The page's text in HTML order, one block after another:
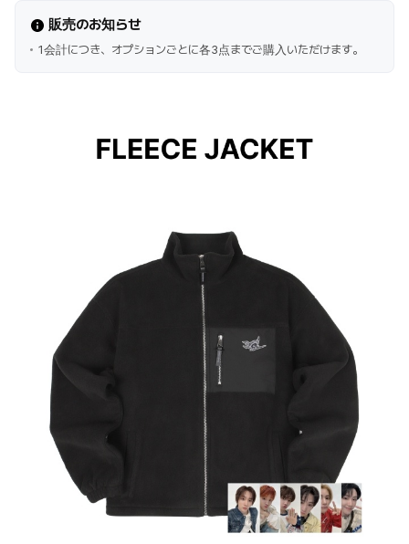
販売のお知らせ
1会計につき、オプションごとに各3点までご購入いただけます。